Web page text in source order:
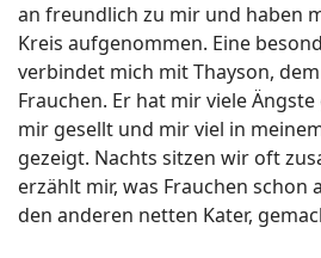
an freundlich zu mir und haben
Kreis aufgenommen. Eine
verbindet mich mit Thayson,
Frauchen. Er hat mir viele
mir gesellt und mir viel in
gezeigt. Nachts sitzen wir oft
erzählt mir, was Frauchen schon
den anderen netten Kater,